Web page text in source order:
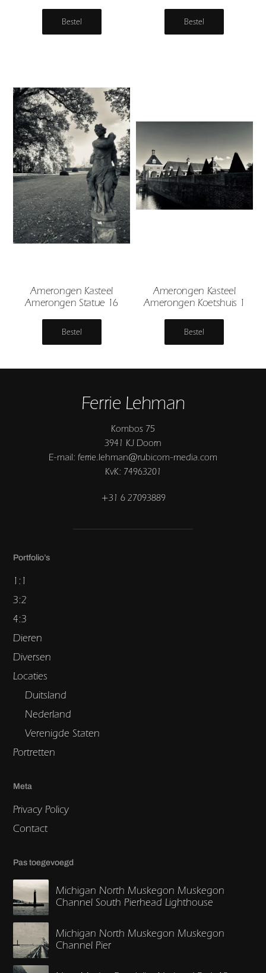
Bestel Bestel
Amerongen Kasteel
Amerongen Statue 16
Bestel
Amerongen Kasteel
Amerongen Koetshuis 1
Bestel
Ferrie Lehman
Kombos 75
3941 KJ Doorn
E-mail: ferrie.lehman@rubicom-media.com
KvK: 74963201
+31 6 27093889
Portfolio’s
1:1
3:2
4:3
Dieren
Diversen
Locaties
Duitsland
Nederland
Verenigde Staten
Portretten
Meta
Privacy Policy
Contact
Pas toegevoegd
Michigan North Muskegon Muskegon
Channel South Pierhead Lighthouse
Michigan North Muskegon Muskegon
Channel Pier